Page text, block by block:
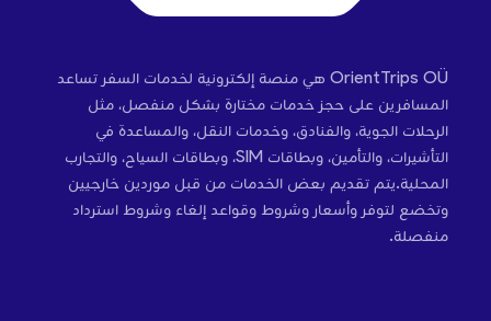
OrientTrips OÜ هي منصة إلكترونية لخدمات السفر تساعد
المسافرين على حجز خدمات مختارة بشكل منفصل، مثل
الرحلات الجوية، والفنادق، وخدمات النقل، والمساعدة في
التأشيرات، والتأمين، وبطاقات SIM، وبطاقات السياح، والتجارب
المحلية.يتم تقديم بعض الخدمات من قبل موردين خارجيين
وتخضع لتوفر وأسعار وشروط وقواعد إلغاء وشروط استرداد
منفصلة.